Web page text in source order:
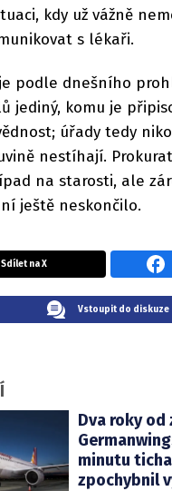
kdy už vážně
s lékaři.
podle dnešního
jediný, komu je
úřady tedy
nestíhají.
na starosti, ale
ještě neskončilo.
Sdílet na X
Vstoupit do diskuze
Dva roky od
minutu
zpochybnil